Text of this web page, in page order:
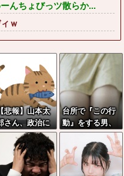
んちょびっツ散らか...
ｗ
悲報】山本太
さん、政治に
味なかった
台所で『この行
動』をする男、
非モテ確定www
www